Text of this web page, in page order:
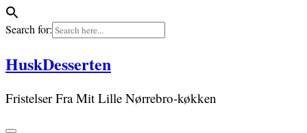
Search for:
Skip
to
HuskDesserten
Fristelser Fra Mit Lille Nørrebro-køkken